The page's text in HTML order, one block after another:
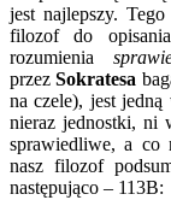
jest najlepszy.
filozof do
rozumienia
przezSokratesa
na czele), jest
nieraz jednostki, ni
sprawiedliwe, a co
nasz filozof
następująco – 113B: